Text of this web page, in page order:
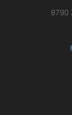
8790